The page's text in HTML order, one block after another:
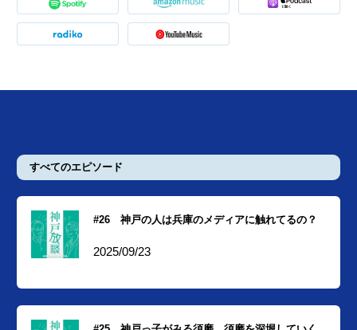
すべてのエピソード
#26 神戸の人は兵庫のメディアに触れてるの？
2025/09/23